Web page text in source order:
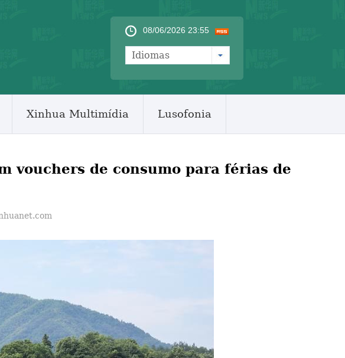
08/06/2026 23:55
Idiomas
Xinhua Multimídia Lusofonia
vouchers de consumo para férias de